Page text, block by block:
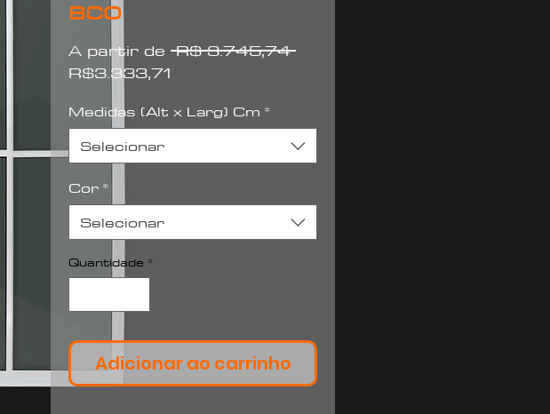
BCO
A partir de R$ 3.745,74 Preço
R$3.333,71
Medidas (Alt x Larg) Cm *
Selecionar
Cor*
Selecionar
Quantidade *
Adicionar ao carrinho